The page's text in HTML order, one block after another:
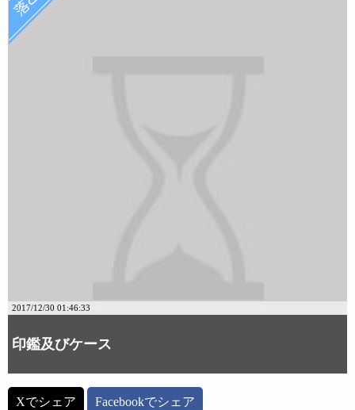
2017/12/30 01:46:33
印鑑及びケース
Xでシェア Facebookでシェア